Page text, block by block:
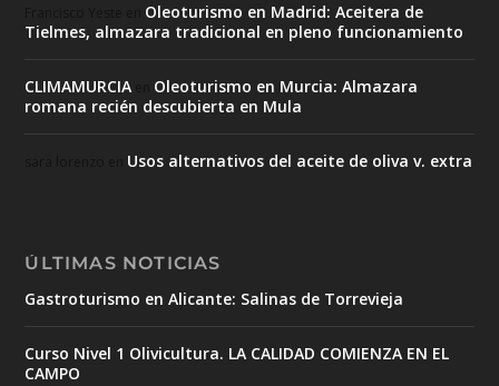
Oleoturismo en Madrid: Aceitera de
Tielmes, almazara tradicional en pleno funcionamiento
CLIMAMURCIA
Oleoturismo en Murcia: Almazara
romana recién descubierta en Mula
Usos alternativos del aceite de oliva v. extra
ÚLTIMAS NOTICIAS
Gastroturismo en Alicante: Salinas de Torrevieja
Curso Nivel 1 Olivicultura. LA CALIDAD COMIENZA EN EL
CAMPO